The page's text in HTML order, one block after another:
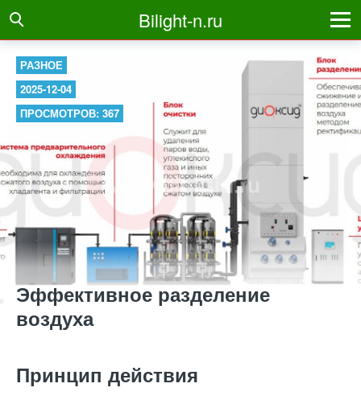
Bilight-n.ru
РАЗНОЕ
2025-12-04
ПРОСМОТРОВ: 367
Эффективное разделение
воздуха
Принцип действия